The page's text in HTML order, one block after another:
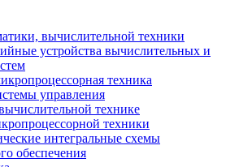
вычислительной техники
устройства вычислительных и
техника
управления
технике
техники
интегральные схемы
обеспечения